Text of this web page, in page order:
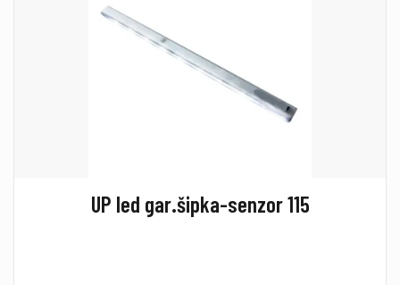
UP led gar.šipka-senzor 115